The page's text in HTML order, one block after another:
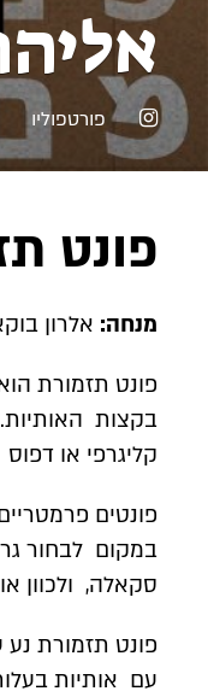
אינסטגרם
פורטפוליו
פונט
מנחה: אלרון
בקצות האותיות.
קליגרפי או
פונטים
סקאלה, ולכוון
פונט תזמורת
עם אותיות